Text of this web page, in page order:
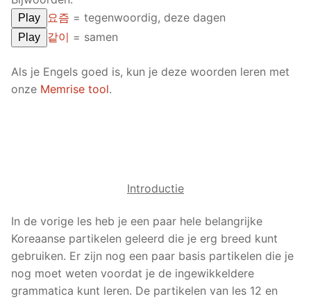
Play 요즘 = tegenwoordig, deze dagen
Play 같이 = samen
Als je Engels goed is, kun je deze woorden leren met
onze Memrise tool.
Introductie
In de vorige les heb je een paar hele belangrijke
Koreaanse partikelen geleerd die je erg breed kunt
gebruiken. Er zijn nog een paar basis partikelen die je
nog moet weten voordat je de ingewikkeldere
grammatica kunt leren. De partikelen van les 12 en